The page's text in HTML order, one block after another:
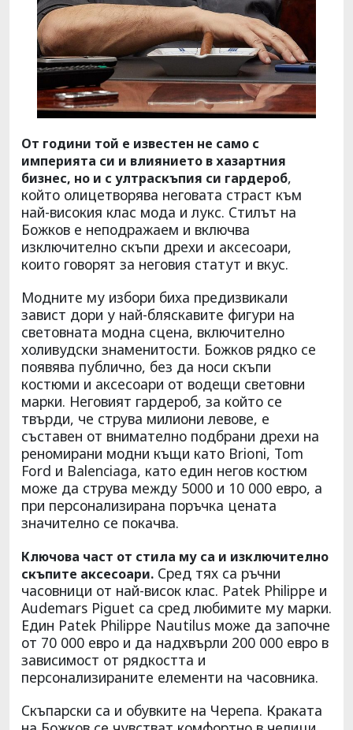
От години той е известен не само с
империята си и влиянието в хазартния
бизнес, но и с ултраскъпия си гардероб,
който олицетворява неговата страст към
най-високия клас мода и лукс. Стилът на
Божков е неподражаем и включва
изключително скъпи дрехи и аксесоари,
които говорят за неговия статут и вкус.
Модните му избори биха предизвикали
завист дори у най-бляскавите фигури на
световната модна сцена, включително
холивудски знаменитости. Божков рядко се
появява публично, без да носи скъпи
костюми и аксесоари от водещи световни
марки. Неговият гардероб, за който се
твърди, че струва милиони левове, е
съставен от внимателно подбрани дрехи на
реномирани модни къщи като Brioni, Tom
Ford и Balenciaga, като един негов костюм
може да струва между 5000 и 10 000 евро, а
при персонализирана поръчка цената
значително се покачва.
Ключова част от стила му са и изключително
скъпите аксесоари. Сред тях са ръчни
часовници от най-висок клас. Patek Philippe и
Audemars Piguet са сред любимите му марки.
Един Patek Philippe Nautilus може да започне
от 70 000 евро и да надхвърли 200 000 евро в
зависимост от рядкостта и
персонализираните елементи на часовника.
Скъпарски са и обувките на Черепа. Краката